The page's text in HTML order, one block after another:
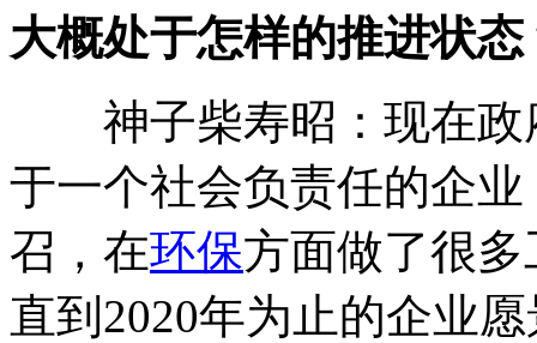
大概处于怎样的推进状态
神子柴寿昭：现在政
于一个社会负责任的企业
召，在环保方面做了很
直到2020年为止的企业